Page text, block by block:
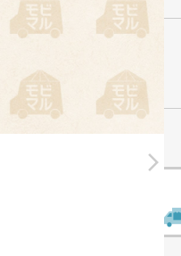
arrow_forward_ios